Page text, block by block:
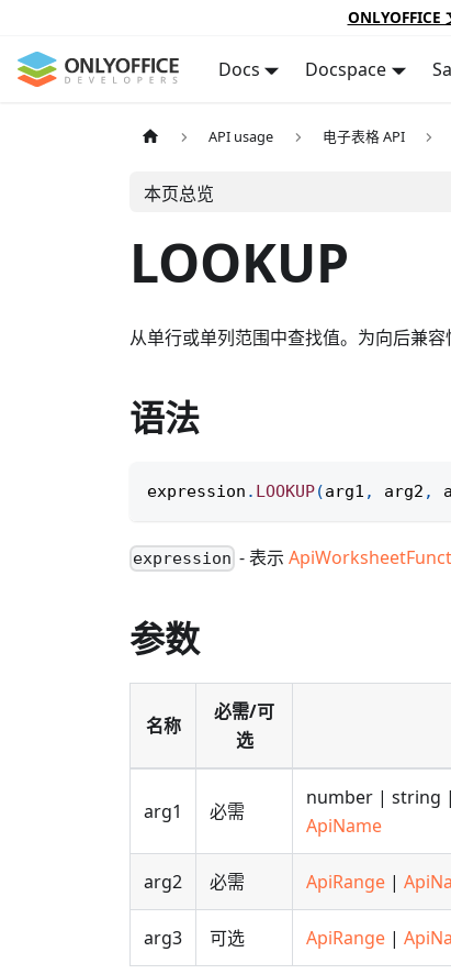
ONLYOFFICE
Docs Docspace
API usage 电子表格 API
本页总览
LOOKUP
从单行或单列范围中查找值。为向后兼容
语法
expression . LOOKUP(arg1 , arg2 ,
expression - 表示
参数
名称
必需/可
选
arg1 必需
number | string
ApiName
arg2 必需 ApiRange |
arg3 可选 ApiRange |